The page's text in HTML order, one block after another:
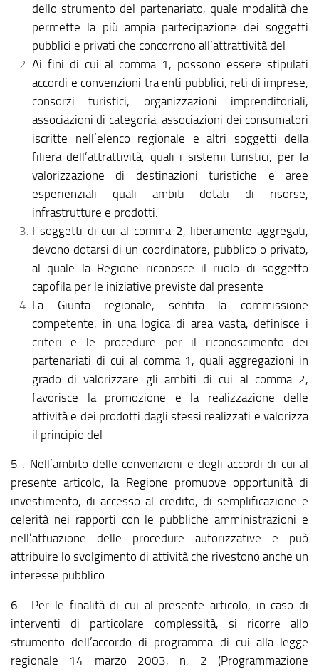
dello strumento del partenariato, quale modalità che
permette la più ampia partecipazione dei soggetti
pubblici e privati che concorrono all’attrattività del
Ai fini di cui al comma 1, possono essere stipulati
accordi e convenzioni tra enti pubblici, reti di imprese,
consorzi turistici, organizzazioni imprenditoriali,
associazioni di categoria, associazioni dei consumatori
iscritte nell’elenco regionale e altri soggetti della
filiera dell’attrattività, quali i sistemi turistici, per la
valorizzazione di destinazioni turistiche e aree
esperienziali quali ambiti dotati di risorse,
infrastrutture e prodotti.
I soggetti di cui al comma 2, liberamente aggregati,
devono dotarsi di un coordinatore, pubblico o privato,
al quale la Regione riconosce il ruolo di soggetto
capofila per le iniziative previste dal presente
La Giunta regionale, sentita la commissione
competente, in una logica di area vasta, definisce i
criteri e le procedure per il riconoscimento dei
partenariati di cui al comma 1, quali aggregazioni in
grado di valorizzare gli ambiti di cui al comma 2,
favorisce la promozione e la realizzazione delle
attività e dei prodotti dagli stessi realizzati e valorizza
il principio del
5 . Nell’ambito delle convenzioni e degli accordi di cui al
presente articolo, la Regione promuove opportunità di
investimento, di accesso al credito, di semplificazione e
celerità nei rapporti con le pubbliche amministrazioni e
nell’attuazione delle procedure autorizzative e può
attribuire lo svolgimento di attività che rivestono anche un
interesse pubblico.
6 . Per le finalità di cui al presente articolo, in caso di
interventi di particolare complessità, si ricorre allo
strumento dell’accordo di programma di cui alla legge
regionale 14 marzo 2003, n. 2 (Programmazione